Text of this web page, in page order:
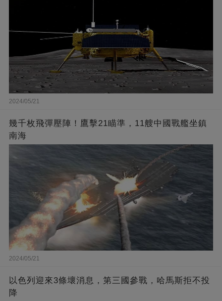
2024/05/21
幾千枚飛彈壓陣！鷹擊21瞄準，11艘中國戰艦坐鎮
南海
2024/05/21
以色列迎來3條壞消息，第三國參戰，哈馬斯拒不投
降